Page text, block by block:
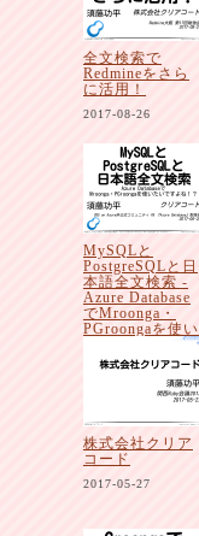
全文検索で
Redmineをさら
に活用！
2017-08-26
MySQLと
PostgreSQLと日
本語全文検索 -
Azure Database
でMroonga・
PGroongaを使い
ね！？
株式会社クリア
コード
2017-05-27